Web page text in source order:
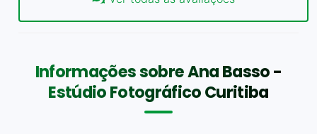
Informações sobre Ana Basso -
Estúdio Fotográfico Curitiba